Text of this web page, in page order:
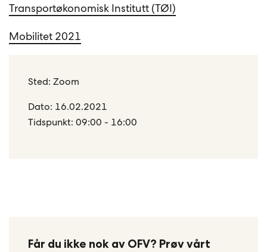
Transportøkonomisk Institutt (TØI)
Mobilitet 2021
Sted: Zoom
Dato: 16.02.2021
Tidspunkt: 09:00 - 16:00
Får du ikke nok av OFV? Prøv vårt